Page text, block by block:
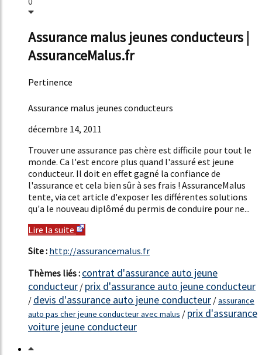
Assurance malus jeunes conducteurs |
AssuranceMalus.fr
Pertinence
Assurance malus jeunes conducteurs
décembre 14, 2011
Trouver une assurance pas chère est difficile pour tout le
monde. Ca l'est encore plus quand l'assuré est jeune
conducteur. Il doit en effet gagné la confiance de
l'assurance et cela bien sûr à ses frais ! AssuranceMalus
tente, via cet article d'exposer les différentes solutions
qu'a le nouveau diplômé du permis de conduire pour ne...
Lire la suite
Site : http://assurancemalus.fr
Thèmes liés : contrat d'assurance auto jeune
conducteur / prix d'assurance auto jeune conducteur
/ devis d'assurance auto jeune conducteur /assurance
auto pas cher jeune conducteur avec malus / prix d'assurance
voiture jeune conducteur